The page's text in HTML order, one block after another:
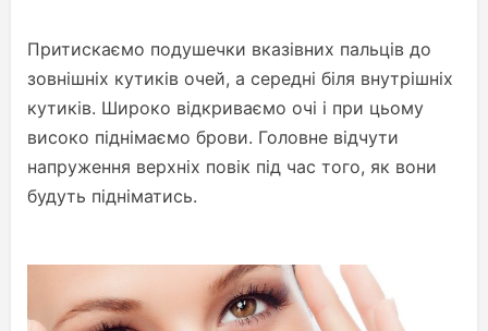
Притискаємо подушечки вказівних пальців до
зовнішніх кутиків очей, а середні біля внутрішніх
кутиків. Широко відкриваємо очі і при цьому
високо піднімаємо брови. Головне відчути
напруження верхніх повік під час того, як вони
будуть підніматись.